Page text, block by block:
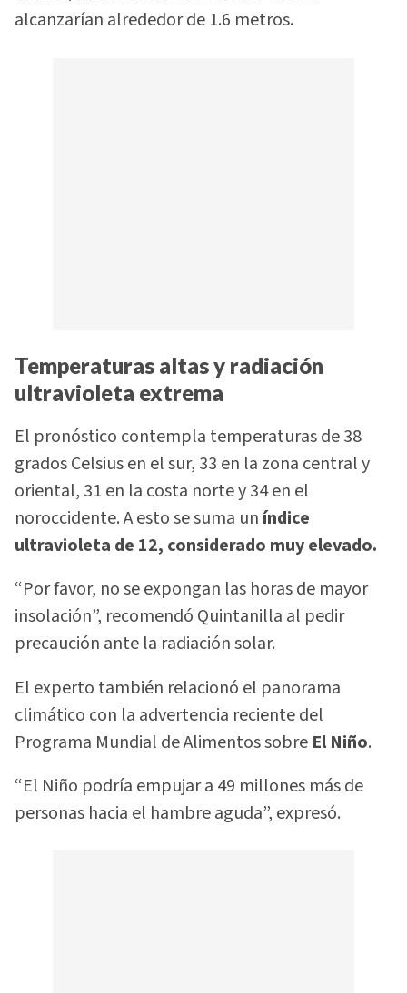
alcanzarían alrededor de 1.6 metros.
Temperaturas altas y radiación
ultravioleta extrema
El pronóstico contempla temperaturas de 38
grados Celsius en el sur, 33 en la zona central y
oriental, 31 en la costa norte y 34 en el
noroccidente. A esto se suma un índice
ultravioleta de 12, considerado muy elevado.
“Por favor, no se expongan las horas de mayor
insolación”, recomendó Quintanilla al pedir
precaución ante la radiación solar.
El experto también relacionó el panorama
climático con la advertencia reciente del
Programa Mundial de Alimentos sobre El Niño.
“El Niño podría empujar a 49 millones más de
personas hacia el hambre aguda”, expresó.